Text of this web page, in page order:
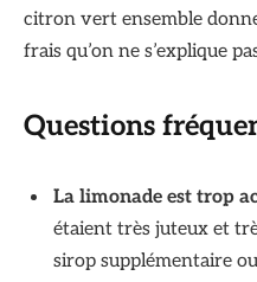
citron vert ensemble
frais qu’on ne s’explique
Questions
La limonade est trop
étaient très juteux et
sirop supplémentaire